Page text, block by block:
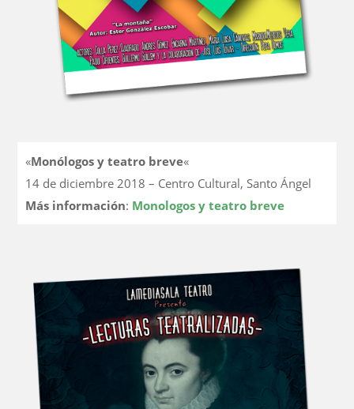
«Monólogos y teatro breve«
14 de diciembre 2018 – Centro Cultural, Santo Ángel
Más información: Monologos y teatro breve